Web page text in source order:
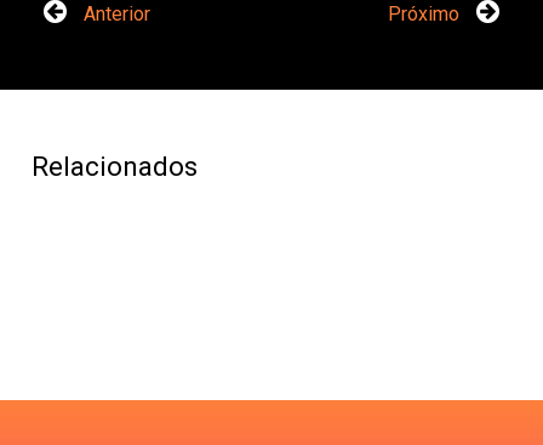
Anterior Próximo
Relacionados